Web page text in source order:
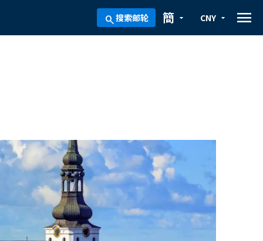
search搜索邮轮 arrow_drop_down
簡 arrow_drop_down
CNY menu